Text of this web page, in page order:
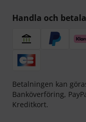
Handla och
Betalningen kan
Banköverföring,
Kreditkort.